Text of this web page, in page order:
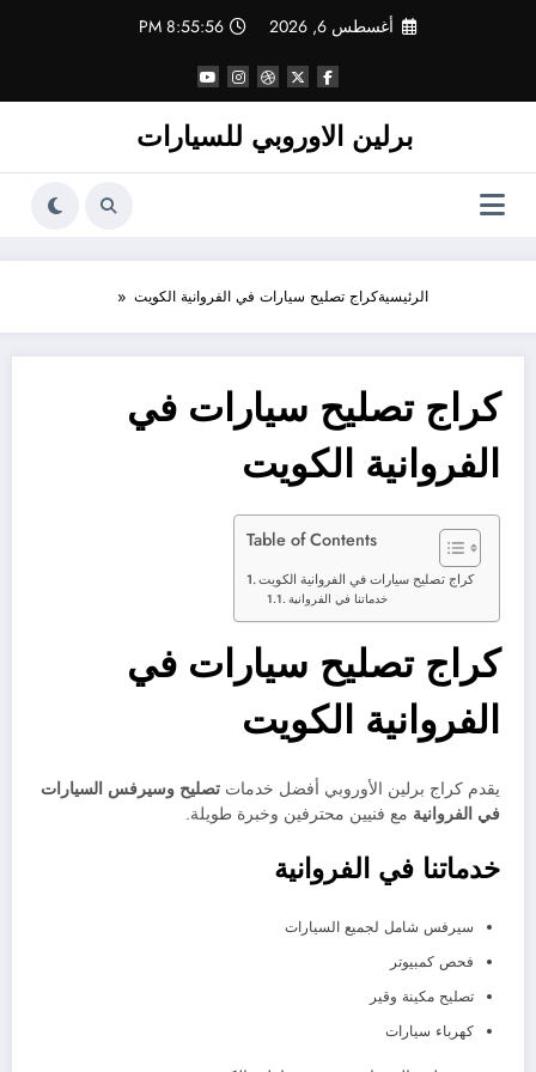
أغسطس 6, 2026 8:55:56 PM
برلين الاوروبي للسيارات
الرئيسيةكراج تصليح سيارات في الفروانية الكويت
كراج تصليح سيارات في
الفروانية الكويت
Table of Contents
كراج تصليح سيارات في الفروانية الكويت
خدماتنا في الفروانية
كراج تصليح سيارات في
الفروانية الكويت
يقدم كراج برلين الأوروبي أفضل خدمات تصليح وسيرفس السيارات
في الفروانية مع فنيين محترفين وخبرة طويلة.
خدماتنا في الفروانية
سيرفس شامل لجميع السيارات
فحص كمبيوتر
تصليح مكينة وقير
كهرباء سيارات